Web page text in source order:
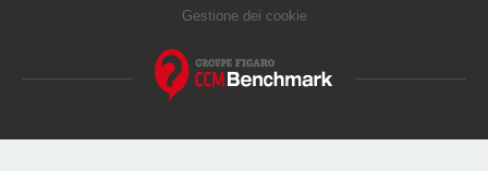
Gestione dei cookie